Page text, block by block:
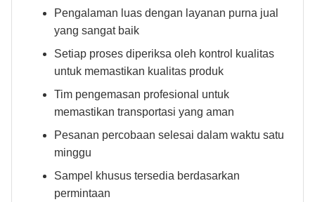
Pengalaman luas dengan layanan purna jual
yang sangat baik
Setiap proses diperiksa oleh kontrol kualitas
untuk memastikan kualitas produk
Tim pengemasan profesional untuk
memastikan transportasi yang aman
Pesanan percobaan selesai dalam waktu satu
minggu
Sampel khusus tersedia berdasarkan
permintaan